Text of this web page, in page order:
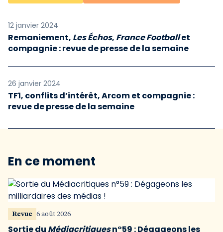
12 janvier 2024
Remaniement, Les Échos, France Footballet
compagnie : revue de presse de la semaine
26 janvier 2024
TF1, conflits d’intérêt, Arcom et compagnie :
revue de presse de la semaine
En ce moment
Revue 6 août 2026
Sortie du Médiacritiquesn°59 : Dégageons les